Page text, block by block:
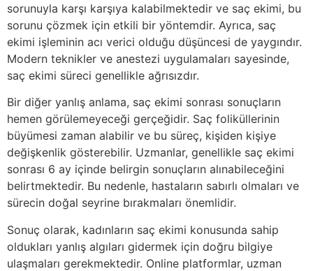
sorunuyla karşı karşıya kalabilmektedir ve saç ekimi, bu
sorunu çözmek için etkili bir yöntemdir. Ayrıca, saç
ekimi işleminin acı verici olduğu düşüncesi de yaygındır.
Modern teknikler ve anestezi uygulamaları sayesinde,
saç ekimi süreci genellikle ağrısızdır.
Bir diğer yanlış anlama, saç ekimi sonrası sonuçların
hemen görülemeyeceği gerçeğidir. Saç foliküllerinin
büyümesi zaman alabilir ve bu süreç, kişiden kişiye
değişkenlik gösterebilir. Uzmanlar, genellikle saç ekimi
sonrası 6 ay içinde belirgin sonuçların alınabileceğini
belirtmektedir. Bu nedenle, hastaların sabırlı olmaları ve
sürecin doğal seyrine bırakmaları önemlidir.
Sonuç olarak, kadınların saç ekimi konusunda sahip
oldukları yanlış algıları gidermek için doğru bilgiye
ulaşmaları gerekmektedir. Online platformlar, uzman